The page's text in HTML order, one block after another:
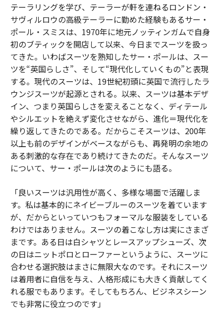
テーラリングを学び、テーラーが軒を連ねるロンドン・
サヴィルロウの高級テーラーに勤めた経験もあるサー・
ポール・スミスは、1970年に地元ノッティンガムで自身
初のブティックを開店して以来、今日までスーツを扱っ
てきた。いわばスーツを熟知したサー・ポールは、スー
ツを“英国らしさ”、そして“現代化していくもの”と表現
する。現代のスーツは、19世紀初頭に英国で流行したラ
ウンジスーツが起源とされる。以来、スーツは基本デザ
イン、つまり英国らしさを変えることなく、ディテール
やシルエットを絶えず変化させながら、進化＝現代化を
繰り返してきたのである。だからこそスーツは、200年
以上も前のデザインがベースながらも、再発明の余地の
ある刺激的な存在であり続けてきたのだ。そんなスーツ
について、サー・ポールは次のようにも語る。
「良いスーツは汎用性が高く、多様な場面で活躍しま
す。私は基本的にネイビーブルーのスーツを着ています
が、だからといっていつもフォーマルな服装をしている
わけではありません。スーツの着こなし方は実にさまざ
まです。ある日は白シャツとレースアップシューズ、次
の日はニットポロとローファーというように、スーツに
合わせる選択肢はまさに無限大なのです。それにスーツ
は着用者に自信を与え、人格形成にも大きく貢献してく
れる服でもあります。そしてもちろん、ビジネスシーン
でも非常に役立つのです」